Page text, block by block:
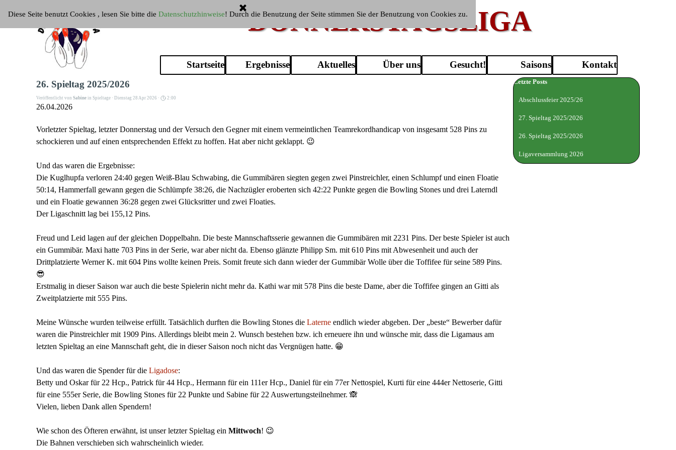
Diese Seite benutzt Cookies , lesen Sie bitte die Datenschutzhinweise! Durch die Benutzung der Seite stimmen Sie der Benutzung von Cookies zu.
DONNERSTAGSLIGA
Menü überspringen
Startseite Ergebnisse Aktuelles Über uns Gesucht! Saisons
Kontakt
26. Spieltag 2025/2026
Veröffentlicht von Sabine in Spieltage · Dienstag 28 Apr 2026 · 2:00
26.04.2026
Vorletzter Spieltag, letzter Donnerstag und der Versuch den Gegner mit einem vermeintlichen Teamrekordhandicap von insgesamt 528 Pins zu
schockieren und auf einen entsprechenden Effekt zu hoffen. Hat aber nicht geklappt. 😉
Und das waren die Ergebnisse:
Die Kuglhupfa verloren 24:40 gegen Weiß-Blau Schwabing, die Gummibären siegten gegen zwei Pinstreichler, einen Schlumpf und einen Floatie
50:14, Hammerfall gewann gegen die Schlümpfe 38:26, die Nachzügler eroberten sich 42:22 Punkte gegen die Bowling Stones und drei Laterndl
und ein Floatie gewannen 36:28 gegen zwei Glücksritter und zwei Floaties.
Der Ligaschnitt lag bei 155,12 Pins.
Freud und Leid lagen auf der gleichen Doppelbahn. Die beste Mannschaftsserie gewannen die Gummibären mit 2231 Pins. Der beste Spieler ist auch
ein Gummibär. Maxi hatte 703 Pins in der Serie, war aber nicht da. Ebenso glänzte Philipp Sm. mit 610 Pins mit Abwesenheit und auch der
Drittplatzierte Werner K. mit 604 Pins wollte keinen Preis. Somit freute sich dann wieder der Gummibär Wolle über die Toffifee für seine 589 Pins.
😎
Erstmalig in dieser Saison war auch die beste Spielerin nicht mehr da. Kathi war mit 578 Pins die beste Dame, aber die Toffifee gingen an Gitti als
Zweitplatzierte mit 555 Pins.
Meine Wünsche wurden teilweise erfüllt. Tatsächlich durften die Bowling Stones die Laterne endlich wieder abgeben. Der „beste“ Bewerber dafür
waren die Pinstreichler mit 1909 Pins. Allerdings bleibt mein 2. Wunsch bestehen bzw. ich erneuere ihn und wünsche mir, dass die Ligamaus am
letzten Spieltag an eine Mannschaft geht, die in dieser Saison noch nicht das Vergnügen hatte. 😁
Und das waren die Spender für die Ligadose:
Betty und Oskar für 22 Hcp., Patrick für 44 Hcp., Hermann für ein 111er Hcp., Daniel für ein 77er Nettospiel, Kurti für eine 444er Nettoserie, Gitti
für eine 555er Serie, die Bowling Stones für 22 Punkte und Sabine für 22 Auswertungsteilnehmer. 🙈
Vielen, lieben Dank allen Spendern!
Wie schon des Öfteren erwähnt, ist unser letzter Spieltag ein Mittwoch! 😉
Die Bahnen verschieben sich wahrscheinlich wieder.
Block überspringen Letzte Posts
Letzte Posts
Abschlussfeier 2025/26
27. Spieltag 2025/2026
26. Spieltag 2025/2026
Ligaversammlung 2026